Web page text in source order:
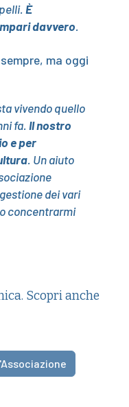
È
davvero.
ma oggi
vivendo quello
fa. Il nostro
e per
. Un aiuto
dei vari
concentrarmi
Scopri anche